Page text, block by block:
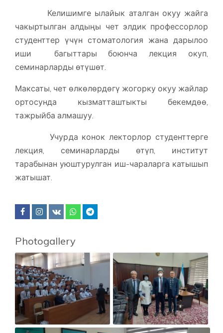
Келишимге ылайык аталган окуу жайга
чакыртылган алдыңы чет элдик профессорлор
студенттер үчүн стоматология жана дарылоо
иши багыттары боюнча лекция окуп,
семинарларды өтүшөт.
Максаты, чет өлкөлөрдөгү жогорку окуу жайлар
ортосунда кызматташтыкты бекемдөө,
тажрыйба алмашуу.
Учурда конок лекторлор студенттерге
лекция, семинарларды өтүп, институт
тарабынан уюштурулган иш-чараларга катышып
жатышат.
Photogallery